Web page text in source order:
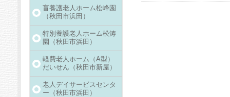
盲養護老人ホーム松峰園
（秋田市浜田）
特別養護老人ホーム松涛
園（秋田市浜田）
軽費老人ホーム（A型）
だいせん（秋田市新屋）
老人デイサービスセンタ
ー（秋田市浜田）